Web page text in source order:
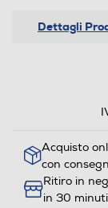
Dettagli
Acquisto
con
Ritiro in
in 30